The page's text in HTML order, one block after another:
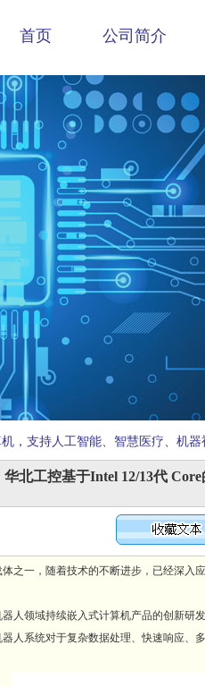
首页 公司简介
，支持人工智能、智慧医疗、机
华北工控基于Intel 12/13代
一，随着技术的不断进步，已经深入
领域持续嵌入式计算机产品的创新研
人系统对于复杂数据处理、快速响应